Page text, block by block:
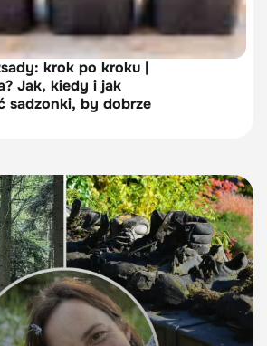
krok po kroku |
Jak, kiedy i jak
sadzonki, by dobrze